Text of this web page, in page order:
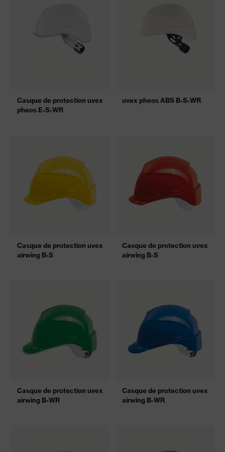
Casque de protection uvex
pheos E-S-WR
uvex pheos ABS B-S-WR
Casque de protection uvex
airwing B-S
Casque de protection uvex
airwing B-S
Casque de protection uvex
airwing B-WR
Casque de protection uvex
airwing B-WR